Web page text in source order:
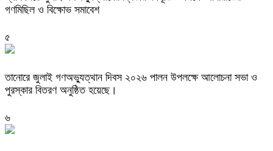
গণমিছিল ও বিক্ষোভ সমাবেশ
৫
তানোরে জুলাই গণঅভ্যুত্থান দিবস ২০২৬ পালন উপলক্ষে আলোচনা সভা ও
পুরস্কার বিতরণ অনুষ্ঠিত হয়েছে।
৬